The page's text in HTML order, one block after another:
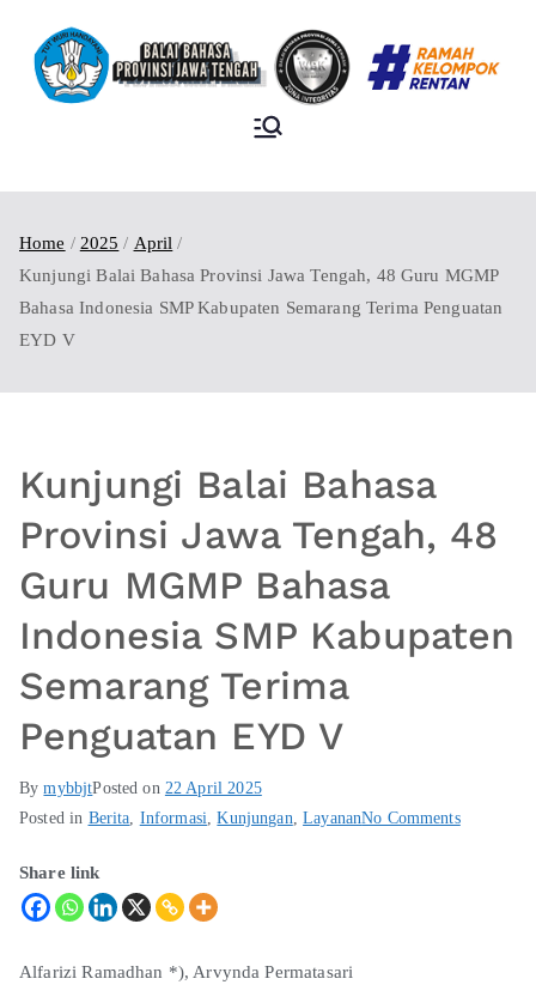
TENGAH
Home 2025
April
Kunjungi Balai Bahasa Provinsi Jawa Tengah, 48 Guru MGMP
Bahasa Indonesia SMP Kabupaten Semarang Terima Penguatan
EYD V
Kunjungi Balai Bahasa
Provinsi Jawa Tengah, 48
Guru MGMP Bahasa
Indonesia SMP Kabupaten
Semarang Terima
Penguatan EYD V
BymybbjtPosted on 22 April 2025
Posted in Berita Informasi ,Kunjungan ,LayananNo Comments
Share link
Alfarizi Ramadhan *), Arvynda Permatasari